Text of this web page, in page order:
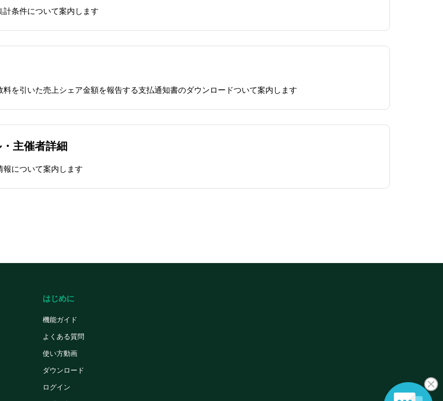
条件について案内します
を引いた売上シェア金額を報告する支払通知書のダウンロードついて案内します
主催者詳細
について案内します
はじめに
機能ガイド
よくある質問
使い方動画
ダウンロード
ログイン